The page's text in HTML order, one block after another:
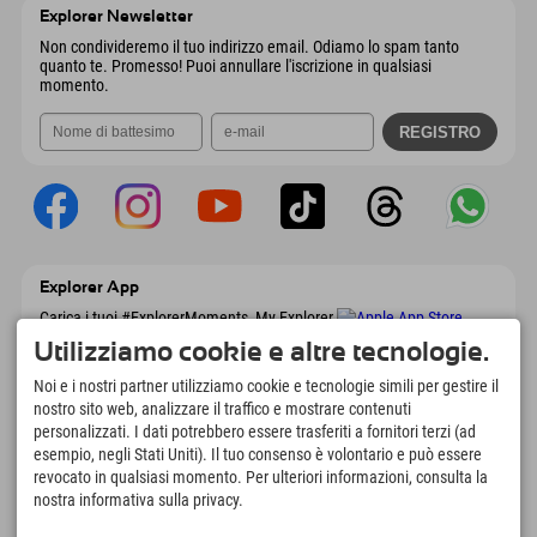
Explorer Newsletter
Non condivideremo il tuo indirizzo email. Odiamo lo spam tanto
quanto te. Promesso! Puoi annullare l'iscrizione in qualsiasi
momento.
Explorer App
Carica i tuoi #ExplorerMoments, My Explorer
To Go con panoramica delle prenotazioni,
lista dei desideri, panoramica dei ristoranti e
molto altro. Scaricalo subito!
È tempo di momenti da esploratore
166
Laghi di montagna e piscine
4.634km
Utilizziamo cookie e altre tecnologie.
Noi e i nostri partner utilizziamo cookie e tecnologie simili per gestire il
nostro sito web, analizzare il traffico e mostrare contenuti
personalizzati. I dati potrebbero essere trasferiti a fornitori terzi (ad
esempio, negli Stati Uniti). Il tuo consenso è volontario e può essere
revocato in qualsiasi momento. Per ulteriori informazioni, consulta la
nostra informativa sulla privacy.